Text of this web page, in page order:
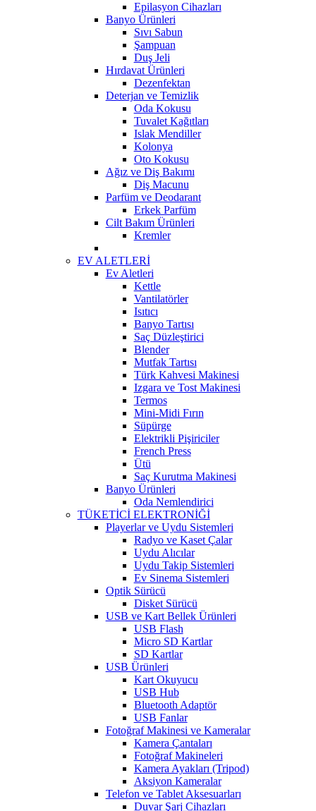
Epilasyon Cihazları
Banyo Ürünleri
Sıvı Sabun
Şampuan
Duş Jeli
Hırdavat Ürünleri
Dezenfektan
Deterjan ve Temizlik
Oda Kokusu
Tuvalet Kağıtları
Islak Mendiller
Kolonya
Oto Kokusu
Ağız ve Diş Bakımı
Diş Macunu
Parfüm ve Deodarant
Erkek Parfüm
Cilt Bakım Ürünleri
Kremler
EV ALETLERİ
Ev Aletleri
Kettle
Vantilatörler
Isıtıcı
Banyo Tartısı
Saç Düzleştirici
Blender
Mutfak Tartısı
Türk Kahvesi Makinesi
Izgara ve Tost Makinesi
Termos
Mini-Midi Fırın
Süpürge
Elektrikli Pişiriciler
French Press
Ütü
Saç Kurutma Makinesi
Banyo Ürünleri
Oda Nemlendirici
TÜKETİCİ ELEKTRONİĞİ
Playerlar ve Uydu Sistemleri
Radyo ve Kaset Çalar
Uydu Alıcılar
Uydu Takip Sistemleri
Ev Sinema Sistemleri
Optik Sürücü
Disket Sürücü
USB ve Kart Bellek Ürünleri
USB Flash
Micro SD Kartlar
SD Kartlar
USB Ürünleri
Kart Okuyucu
USB Hub
Bluetooth Adaptör
USB Fanlar
Fotoğraf Makinesi ve Kameralar
Kamera Çantaları
Fotoğraf Makineleri
Kamera Ayakları (Tripod)
Aksiyon Kameralar
Telefon ve Tablet Aksesuarları
Duvar Şarj Cihazları